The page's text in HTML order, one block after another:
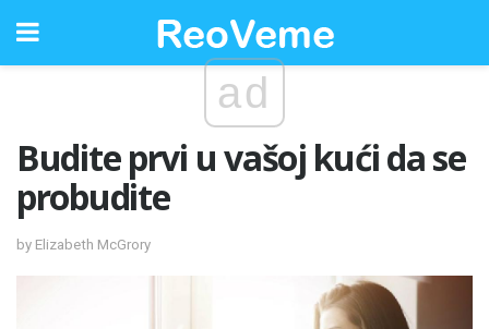
ad
Budite prvi u vašoj kući da se
probudite
by Elizabeth McGrory